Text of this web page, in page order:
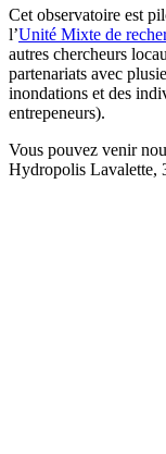
Cet observatoire est
l’Unité Mixte de
autres chercheurs
partenariats avec
inondations et des
entrepeneurs).
Vous pouvez venir
Hydropolis Lavalette,